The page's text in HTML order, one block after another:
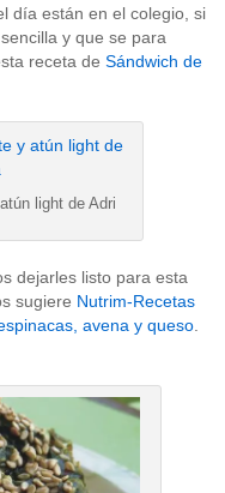
día están en el colegio, si
y que se para
receta de Sándwich de
light de Adri
dejarles listo para esta
sugiere Nutrim-Recetas
avena y queso.